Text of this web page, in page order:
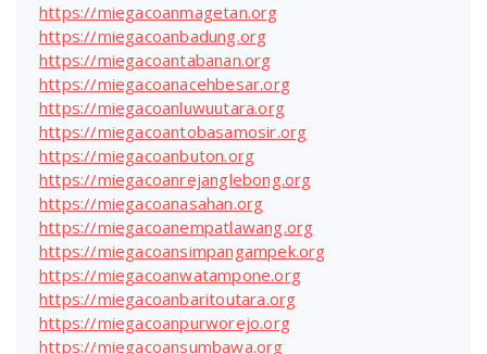
https://miegacoanmagetan.org
https://miegacoanbadung.org
https://miegacoantabanan.org
https://miegacoanacehbesar.org
https://miegacoanluwuutara.org
https://miegacoantobasamosir.org
https://miegacoanbuton.org
https://miegacoanrejanglebong.org
https://miegacoanasahan.org
https://miegacoanempatlawang.org
https://miegacoansimpangampek.org
https://miegacoanwatampone.org
https://miegacoanbaritoutara.org
https://miegacoanpurworejo.org
https://miegacoansumbawa.org